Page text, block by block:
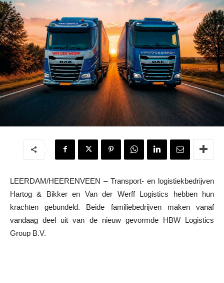
LEERDAM/HEERENVEEN – Transport- en logistiekbedrijven
Hartog & Bikker en Van der Werff Logistics hebben hun
krachten gebundeld. Beide familiebedrijven maken vanaf
vandaag deel uit van de nieuw gevormde HBW Logistics
Group B.V.